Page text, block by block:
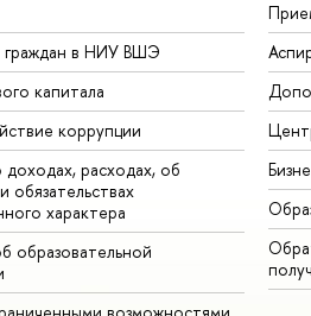
в НИУ ВШЭ
капитала
коррупции
расходах, об
обязательствах
характера
образовательной